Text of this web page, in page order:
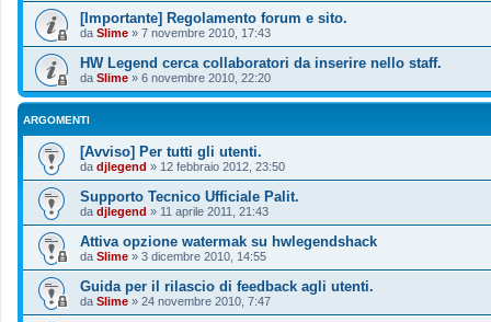
[Importante] Regolamento forum e sito.
da Slime » 7 novembre 2010, 17:43
HW Legend cerca collaboratori da inserire nello staff.
da Slime » 6 novembre 2010, 22:20
ARGOMENTI
[Avviso] Per tutti gli utenti.
da djlegend » 12 febbraio 2012, 23:50
Supporto Tecnico Ufficiale Palit.
da djlegend » 11 aprile 2011, 21:43
Attiva opzione watermak su hwlegendshack
da Slime » 3 dicembre 2010, 14:55
Guida per il rilascio di feedback agli utenti.
da Slime » 24 novembre 2010, 7:47